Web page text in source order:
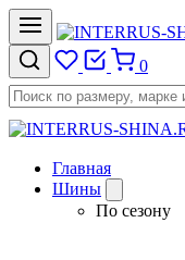
0
Главная
Шины
По сезону